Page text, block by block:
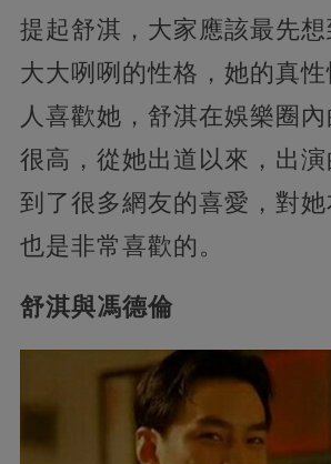
提起舒淇，大家應該最先
大大咧咧的性格，她的真
人喜歡她，舒淇在娛樂圈
很高，從她出道以來，出
到了很多網友的喜愛，對
也是非常喜歡的。
舒淇與馮德倫